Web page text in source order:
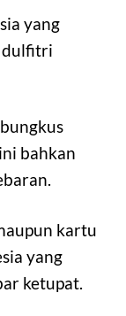
yang
bahkan
kartu
yang
ketupat.